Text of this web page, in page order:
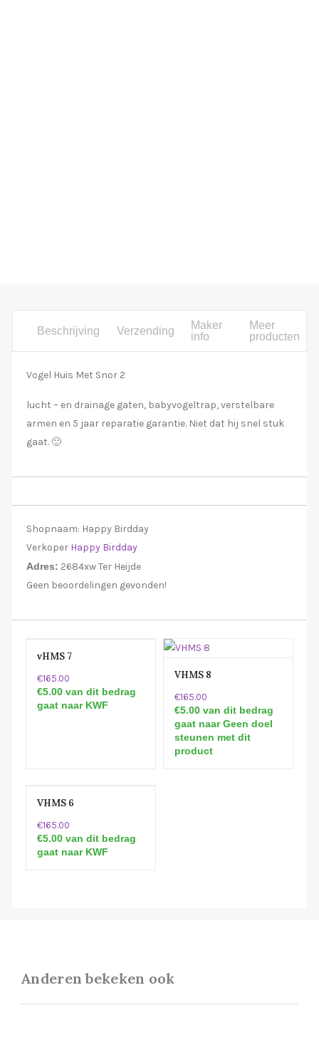
Beschrijving Verzending
Maker
info
Meer
producten
Vogel Huis Met Snor 2
lucht – en drainage gaten, babyvogeltrap, verstelbare
armen en 5 jaar reparatie garantie. Niet dat hij snel stuk
gaat. 🙂
Shopnaam: Happy Birdday
Verkoper Happy Birdday
Adres: 2684xw Ter Heijde
Geen beoordelingen gevonden!
vHMS 7
€165.00
€5.00 van dit bedrag
gaat naar KWF
VHMS 8
€165.00
€5.00 van dit bedrag
gaat naar Geen doel
steunen met dit
product
VHMS 6
€165.00
€5.00 van dit bedrag
gaat naar KWF
Anderen bekeken ook